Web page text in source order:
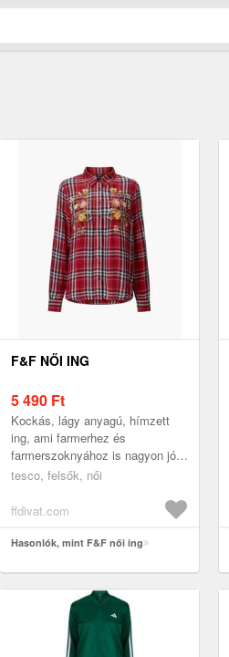
F&F NŐI ING
5 490 Ft
Kockás, lágy anyagú, hímzett
ing, ami farmerhez és
farmerszoknyához is nagyon jól
illik. 100% viszkóz
tesco, felsők, női
ffdivat.com
Hasonlók, mint F&F női ing